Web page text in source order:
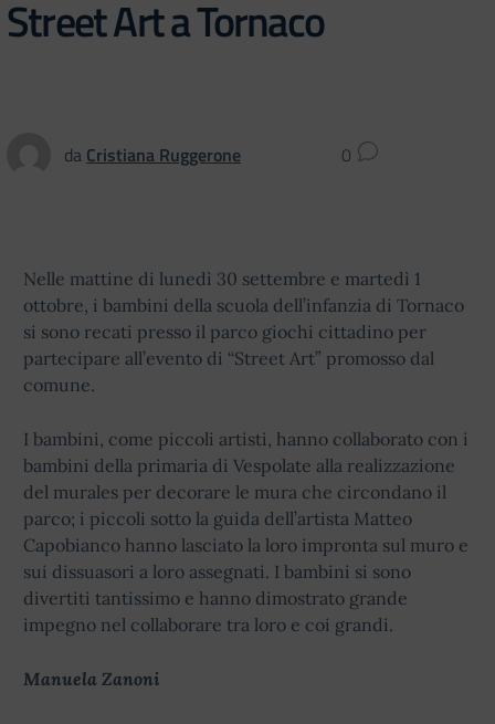
Street Art a Tornaco
da Cristiana Ruggerone 0
Nelle mattine di lunedì 30 settembre e martedì 1
ottobre, i bambini della scuola dell’infanzia di Tornaco
si sono recati presso il parco giochi cittadino per
partecipare all’evento di “Street Art” promosso dal
comune.
I bambini, come piccoli artisti, hanno collaborato con i
bambini della primaria di Vespolate alla realizzazione
del murales per decorare le mura che circondano il
parco; i piccoli sotto la guida dell’artista Matteo
Capobianco hanno lasciato la loro impronta sul muro e
sui dissuasori a loro assegnati. I bambini si sono
divertiti tantissimo e hanno dimostrato grande
impegno nel collaborare tra loro e coi grandi.
Manuela Zanoni